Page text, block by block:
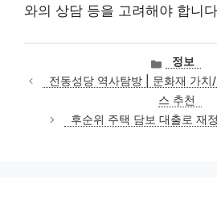
와의 상담 등을 고려해야 합니
카
테
고
리
정보
전동성당 역사탐방 | 문화재 가
스 추천
후순위 주택 담보 대출로 재